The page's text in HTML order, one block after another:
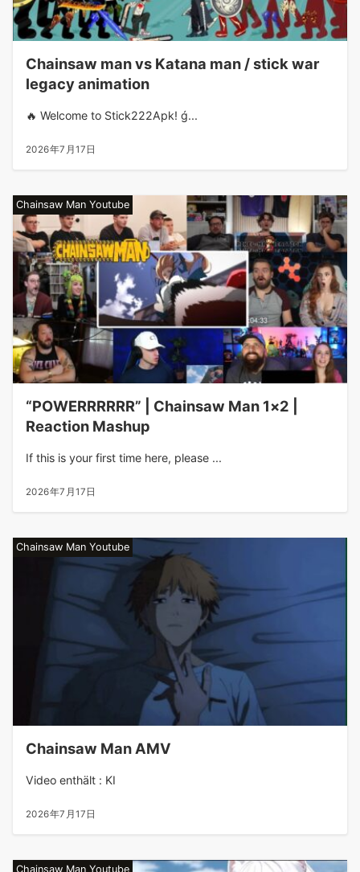
Chainsaw man vs Katana man / stick war
legacy animation
🔥 Welcome to Stick222Apk! ǵ...
2026年7月17日
Chainsaw Man Youtube
“POWERRRRRR” | Chainsaw Man 1×2 |
Reaction Mashup
If this is your first time here, please ...
2026年7月17日
Chainsaw Man Youtube
Chainsaw Man AMV
Video enthält : KI
2026年7月17日
Chainsaw Man Youtube